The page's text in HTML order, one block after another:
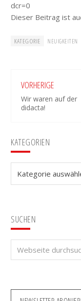
dcr=0
Dieser Beitrag ist
KATEGORIE NEUIGKEITEN
VORHERIGE
Wir waren auf der
didacta!
Seitenspalte
KATEGORIEN
SUCHEN
Webseite
durchsuchen